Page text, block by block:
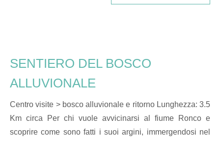
SENTIERO DEL BOSCO
ALLUVIONALE
Centro visite > bosco alluvionale e ritorno Lunghezza: 3.5
Km circa Per chi vuole avvicinarsi al fiume Ronco e
scoprire come sono fatti i suoi argini, immergendosi nel